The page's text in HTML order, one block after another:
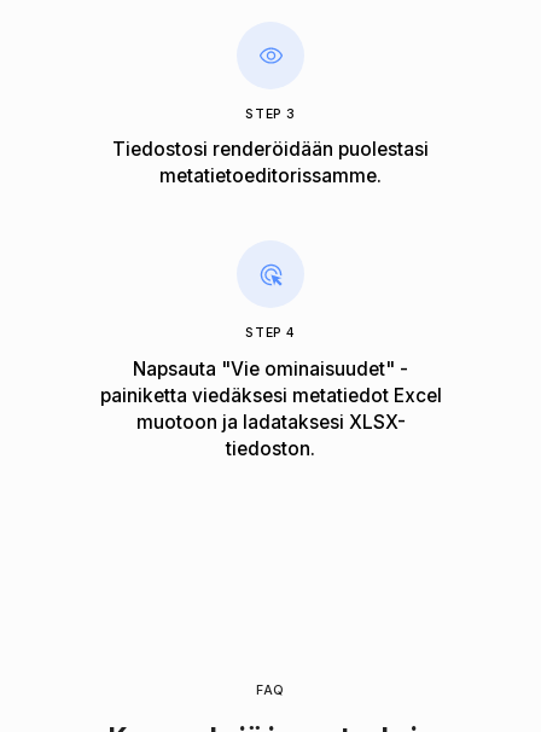
STEP 3
Tiedostosi renderöidään puolestasi
metatietoeditorissamme.
STEP 4
Napsauta "Vie ominaisuudet" -
painiketta viedäksesi metatiedot Excel
muotoon ja ladataksesi XLSX-
tiedoston.
FAQ